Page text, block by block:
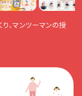
、マンツーマンの授
解
加
て
仲通商店街」に